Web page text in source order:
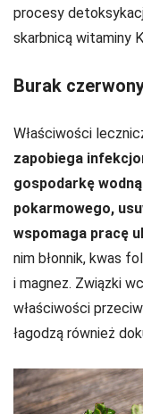
procesy
skarbnicą witaminy
Burak
Właściwości
zapobiega
gospodarkę
pokarmowego,
wspomaga pracę
nim błonnik, kwas
i magnez. Związki
właściwości
łagodzą również